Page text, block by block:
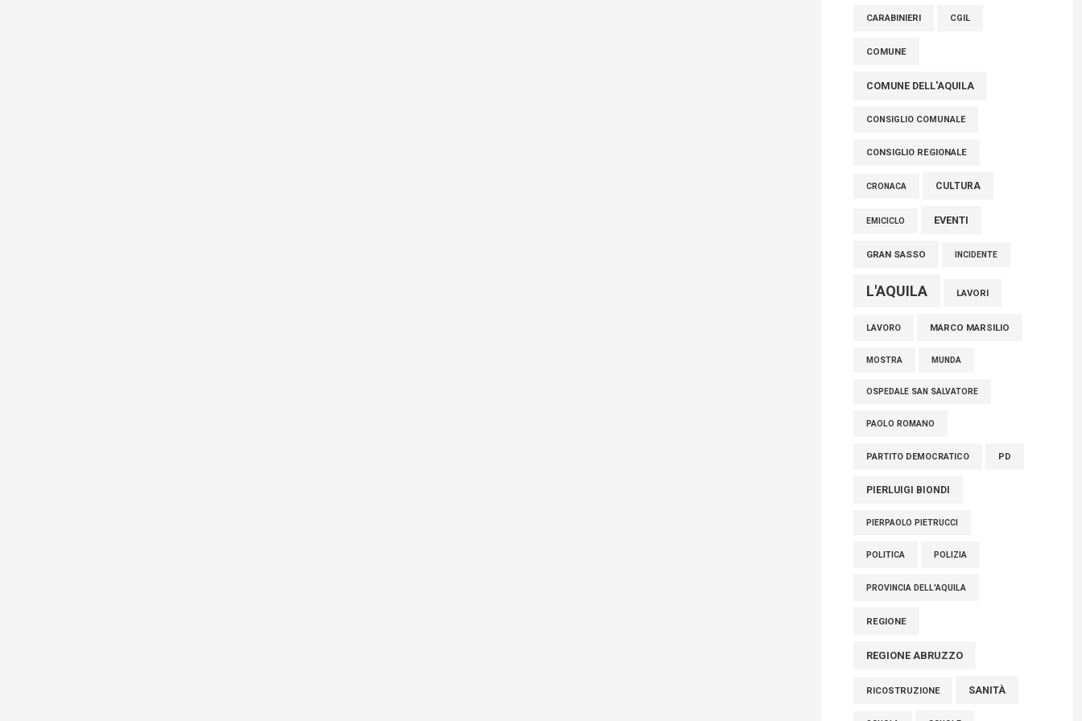
tra cui molti abruzzesi"
06 Agosto 2026
CARABINIERI CGIL
COMUNE
COMUNE DELL'AQUILA
CONSIGLIO COMUNALE
CONSIGLIO REGIONALE
CRONACA CULTURA
EMICICLO EVENTI
GRAN SASSO INCIDENTE
L'AQUILA LAVORI
LAVORO MARCO MARSILIO
MOSTRA MUNDA
OSPEDALE SAN SALVATORE
PAOLO ROMANO
PARTITO DEMOCRATICO PD
PIERLUIGI BIONDI
PIERPAOLO PIETRUCCI
POLITICA POLIZIA
PROVINCIA DELL'AQUILA
REGIONE
REGIONE ABRUZZO
RICOSTRUZIONE SANITÀ